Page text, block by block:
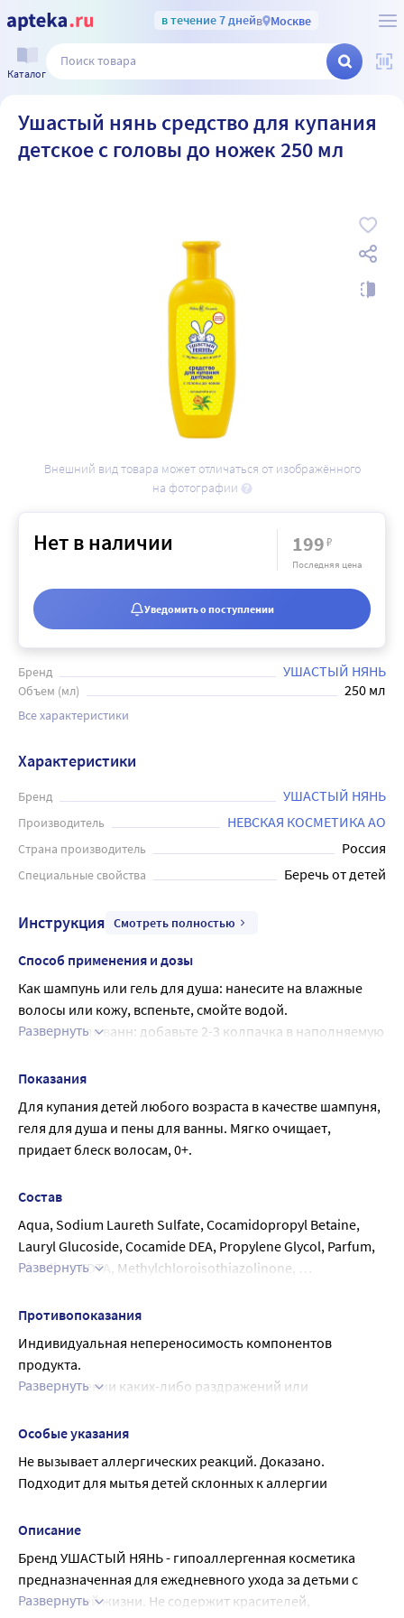
в течение 7 днейв Москве
Каталог
Ушастый нянь средство для купания
детское с головы до ножек 250 мл
Внешний вид товара может отличаться от изображённого
на фотографии
Бренд УШАСТЫЙ НЯНЬ
Объем (мл) 250 мл
Все характеристики
Нет в наличии 199₽
Последняя цена
Уведомить о поступлении
Характеристики
Бренд УШАСТЫЙ НЯНЬ
Производитель НЕВСКАЯ КОСМЕТИКА АО
Страна производитель Россия
Специальные свойства Беречь от детей
Инструкция Смотреть полностью
Способ применения и дозы
Как шампунь или гель для душа: нанесите на влажные
волосы или кожу, вспеньте, смойте водой.
Как пена для ванн: добавьте 2-3 колпачка в наполняемую
Подходит для частого применения
Развернуть
Показания
Для купания детей любого возраста в качестве шампуня,
геля для душа и пены для ванны. Мягко очищает,
придает блеск волосам, 0+.
Состав
Aqua, Sodium Laureth Sulfate, Cocamidopropyl Betaine,
Lauryl Glucoside, Cocamide DEA, Propylene Glycol, Parfum,
Disodium EDTA, Methylchloroisothiazolinone,
Calendula Officinalis Flower Extract, Sodium Chloride, Citric
Развернуть
Противопоказания
Индивидуальная непереносимость компонентов
продукта.
При появлении каких-либо раздражений или
использование
Развернуть
Особые указания
Не вызывает аллергических реакций. Доказано.
Подходит для мытья детей склонных к аллергии
Описание
Бренд УШАСТЫЙ НЯНЬ - гипоаллергенная косметика
предназначенная для ежедневного ухода за детьми с
первых дней жизни. Не содержит красителей,
Развернуть